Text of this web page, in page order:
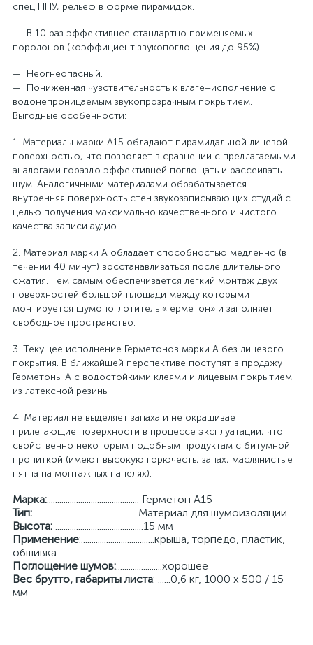
спец ППУ, рельеф в форме пирамидок.
— В 10 раз эффективнее стандартно применяемых
поролонов (коэффициент звукопоглощения до 95%).
— Неогнеопасный.
— Пониженная чувствительность к влаге+исполнение с
водонепроницаемым звукопрозрачным покрытием.
Выгодные особенности:
1. Материалы марки А15 обладают пирамидальной лицевой
поверхностью, что позволяет в сравнении с предлагаемыми
аналогами гораздо эффективней поглощать и рассеивать
шум. Аналогичными материалами обрабатывается
внутренняя поверхность стен звукозаписывающих студий с
целью получения максимально качественного и чистого
качества записи аудио.
2. Материал марки А обладает способностью медленно (в
течении 40 минут) восстанавливаться после длительного
сжатия. Тем самым обеспечивается легкий монтаж двух
поверхностей большой площади между которыми
монтируется шумопоглотитель «Герметон» и заполняет
свободное пространство.
3. Текущее исполнение Герметонов марки А без лицевого
покрытия. В ближайшей перспективе поступят в продажу
Герметоны А с водостойкими клеями и лицевым покрытием
из латексной резины.
4. Материал не выделяет запаха и не окрашивает
прилегающие поверхности в процессе эксплуатации, что
свойственно некоторым подобным продуктам с битумной
пропиткой (имеют высокую горючесть, запах, маслянистые
пятна на монтажных панелях).
Марка:............................................ Герметон А15
Тип: ................................................ Материал для шумоизоляции
Высота: ..........................................15 мм
Применение:...................................крыша, торпедо, пластик,
обшивка
Поглощение шумов:......................хорошее
Вес брутто, габариты листа: ......0,6 кг, 1000 x 500 / 15
мм